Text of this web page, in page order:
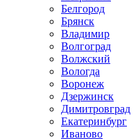
Белгород
Брянск
Владимир
Волгоград
Волжский
Вологда
Воронеж
Дзержинск
Димитровград
Екатеринбург
Иваново